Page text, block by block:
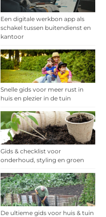
Een digitale werkbon app als
schakel tussen buitendienst en
kantoor
Snelle gids voor meer rust in
huis en plezier in de tuin
Gids & checklist voor
onderhoud, styling en groen
De ultieme gids voor huis & tuin